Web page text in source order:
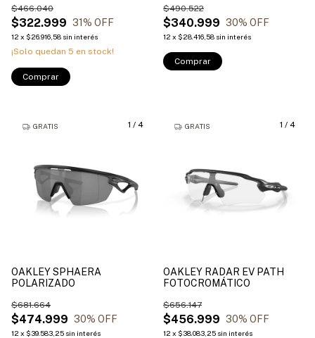
$322.999
$466.040
31% OFF
12 x $26.916,58 sin interés
¡Solo quedan 5 en stock!
Comprar
$340.999
$490.522
30% OFF
12 x $28.416,58 sin interés
Comprar
1 / 4
GRATIS
OAKLEY SPHAERA
POLARIZADO
$474.999
$681.664
30% OFF
12 x $39.583,25 sin interés
1 / 4
GRATIS
OAKLEY RADAR EV PATH
FOTOCROMÁTICO
$456.999
$656.147
30% OFF
12 x $38.083,25 sin interés